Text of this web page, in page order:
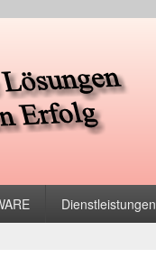
Dienstleistungen